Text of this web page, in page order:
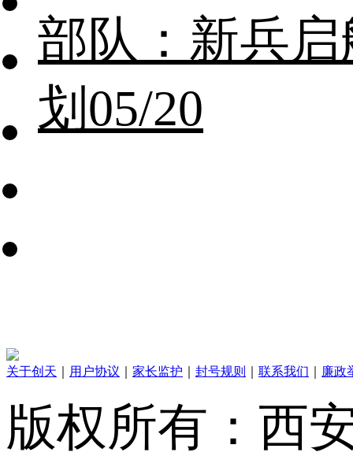
部队：新兵
划05/20
关于创天 用户协议 家长监护 封号规则 联系我们 廉政
版权所有：西